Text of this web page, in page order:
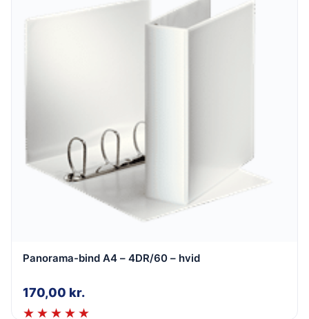
Panorama-bind A4 – 4DR/60 – hvid
170,00 kr.